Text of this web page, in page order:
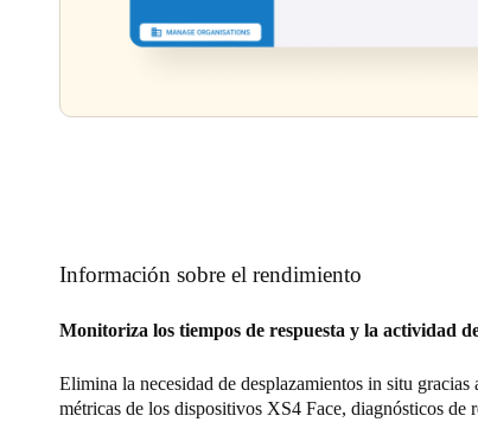
Información sobre el rendimiento
Monitoriza los tiempos de respuesta y la actividad
Elimina la necesidad de desplazamientos in situ gracias
métricas de los dispositivos XS4 Face, diagnósticos de